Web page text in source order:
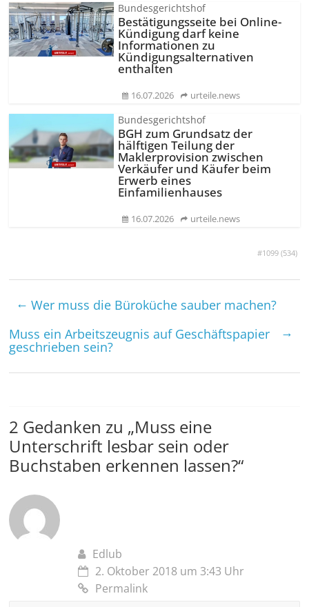
#1099 (534)
Bundesgerichtshof
Bestätigungsseite bei Online-
Kündigung darf keine
Informationen zu
Kündigungsal­ternativen
enthalten
16.07.2026 urteile.news
Bundesgerichtshof
BGH zum Grundsatz der
hälftigen Teilung der
Maklerprovision zwischen
Verkäufer und Käufer beim
Erwerb eines
Einfamilienhauses
16.07.2026 urteile.news
← Wer muss die Büroküche sauber machen?
Muss ein Arbeitszeugnis auf Geschäftspapier
geschrieben sein?
→
2 Gedanken zu „Muss eine
Unterschrift lesbar sein oder
Buchstaben erkennen lassen?“
Edlub
2. Oktober 2018 um 3:43 Uhr
Permalink